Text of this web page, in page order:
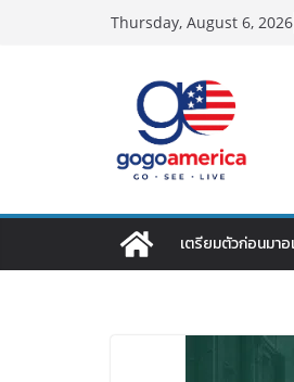
Thursday, August 6, 2026
เตรียมตัวก่อนมาอ